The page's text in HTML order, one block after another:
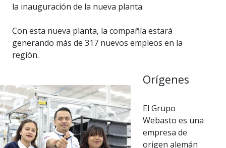
la inauguración de la nueva planta.
Con esta nueva planta, la compañía estará
generando más de 317 nuevos empleos en la
región.
Orígenes
El Grupo
Webasto es una
empresa de
origen alemán